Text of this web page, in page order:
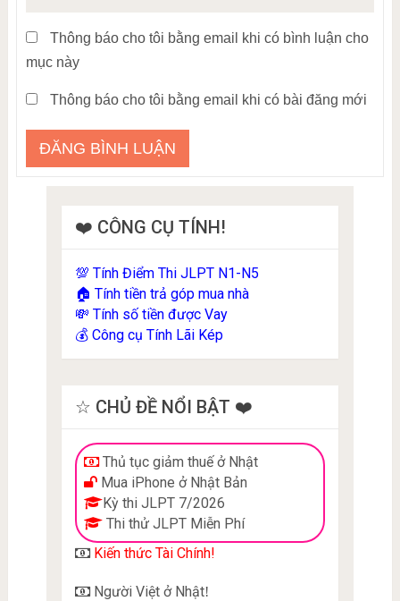
Thông báo cho tôi bằng email khi có bình luận cho
mục này
Thông báo cho tôi bằng email khi có bài đăng mới
❤️ CÔNG CỤ TÍNH!
💯 Tính Điểm Thi JLPT N1-N5
🏠 Tính tiền trả góp mua nhà
💸 Tính số tiền được Vay
💰 Công cụ Tính Lãi Kép
☆ CHỦ ĐỀ NỔI BẬT ❤️
Thủ tục giảm thuế ở Nhật
Mua iPhone ở Nhật Bản
Kỳ thi JLPT 7/2026
Thi thử JLPT Miễn Phí
Kiến thức Tài Chính!
Người Việt ở Nhật!